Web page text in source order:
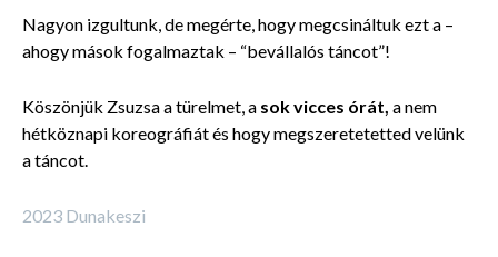
Nagyon izgultunk, de megérte, hogy megcsináltuk ezt a –
ahogy mások fogalmaztak – “bevállalós táncot”!
Köszönjük Zsuzsa a türelmet, a sok vicces órát, anem
hétköznapi koreográfiát és hogy megszeretetetted velünk
a táncot.
2023 Dunakeszi